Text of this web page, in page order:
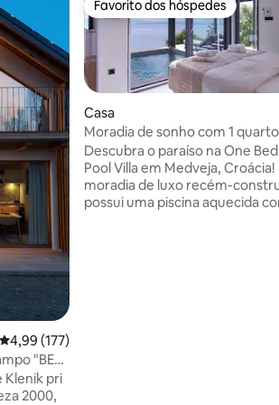
Classificação média de 4,99 em 5 estrelas,
4,99 (177)
"BEe
Klenik pri
2000,
Favorito dos hóspedes
Favorito dos hóspedes
Casa
Moradia de sonho com 1
aquecida, jacuzzi e sauna!
Descubra o paraíso na One
Pool Villa em Medveja, Croácia! Esta
moradia de luxo recém-
possui uma piscina aquecida